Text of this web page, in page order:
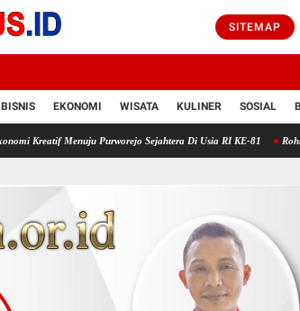
SITEMAP
BISNIS EKONOMI WISATA KULINER SOSIAL
Purworejo Sejahtera Di Usia RI KE-81 Rohman , Pimpinan